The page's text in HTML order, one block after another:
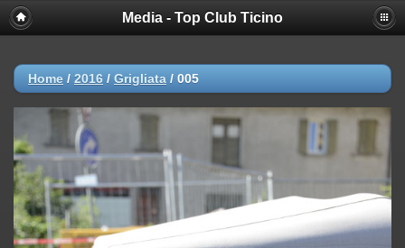
Media - Top Club Ticino
Home / 2016 / Grigliata / 005